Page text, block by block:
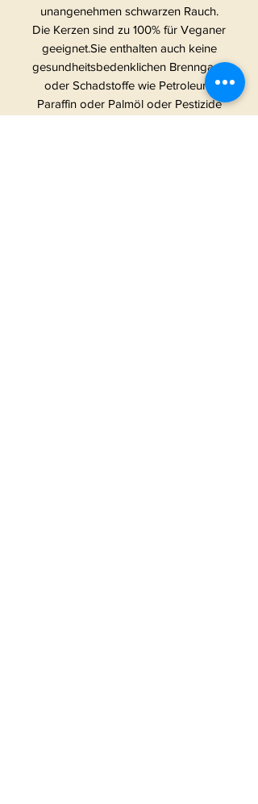
unangenehmen schwarzen Rauch.
Die Kerzen sind zu 100% für Veganer
geeignet.Sie enthalten auch keine
gesundheitsbedenklichen Brenngase
oder Schadstoffe wie Petroleum,
Paraffin oder Palmöl oder Pestizide